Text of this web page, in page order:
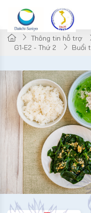
Thông tin hỗ trợ
G1-E2 - Thứ 2
Buổi